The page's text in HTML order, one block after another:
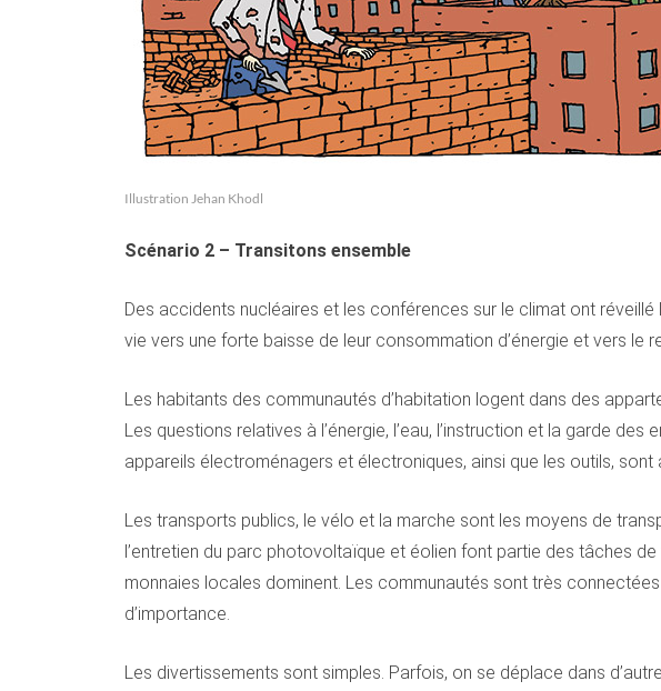
Illustration Jehan Khodl
Scénario 2 – Transitons ensemble
Des accidents nucléaires et les conférences sur le climat ont
vie vers une forte baisse de leur consommation d’énergie et vers le
Les habitants des communautés d’habitation logent dans des
Les questions relatives à l’énergie, l’eau, l’instruction et la garde
appareils électroménagers et électroniques, ainsi que les outils,
Les transports publics, le vélo et la marche sont les moyens de
l’entretien du parc photovoltaïque et éolien font partie des tâches
monnaies locales dominent. Les communautés sont très
d’importance.
Les divertissements sont simples. Parfois, on se déplace dans